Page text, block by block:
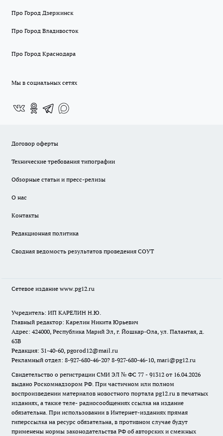
Про Город Дзержинск
Про Город Владивосток
Про Город Краснодара
Мы в социальных сетях
Договор оферты
Технические требования типографии
Обзорные статьи и пресс-релизы
О нас
Контакты
Редакционная политика
Сводная ведомость результатов проведения СОУТ
Сетевое издание www.pg12.ru
Учредитель: ИП КАРЕЛИН Н.Ю.
Главный редактор: Карелин Никита Юрьевич
Адрес: 424000, Республика Марий Эл, г. Йошкар-Ола, ул. Палантая, д.
63В
Редакция: 31-40-60, pgorod12@mail.ru
Рекламный отдел: 8-927-680-46-20? 8-927-680-46-10, mari@pg12.ru
Свидетельство о регистрации СМИ ЭЛ № ФС 77 - 91312 от 16.04.2026
выдано Роскомнадзором РФ. При частичном или полном
воспроизведении материалов новостного портала pg12.ru в печатных
изданиях, а также теле- радиосообщениях ссылка на издание
обязательна. При использовании в Интернет-изданиях прямая
гиперссылка на ресурс обязательна, в противном случае будут
применены нормы законодательства РФ об авторских и смежных